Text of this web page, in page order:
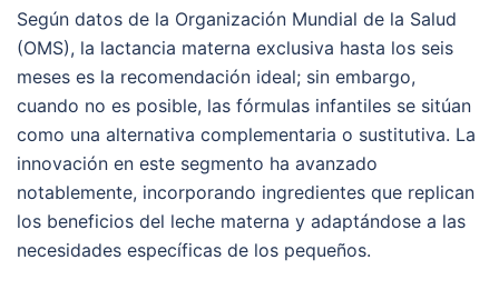
Según datos de la Organización Mundial de la Salud
(OMS), la lactancia materna exclusiva hasta los seis
meses es la recomendación ideal; sin embargo,
cuando no es posible, las fórmulas infantiles se sitúan
como una alternativa complementaria o sustitutiva. La
innovación en este segmento ha avanzado
notablemente, incorporando ingredientes que replican
los beneficios del leche materna y adaptándose a las
necesidades específicas de los pequeños.